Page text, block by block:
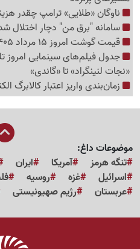
ناوگان «طلایی» ترامپ چقدر
سامانه "برق من" دچار اختلال
قیمت گوشت امروز 15 مرداد 1405+ جدول قیمت ها
«نجات لنینگراد» تا «گاندی»
زمان‌بندی واریز اعتبار کالابرگ
موضوعات داغ:
تنگه هرمز
آمریکا ایران
اسرائیل
غزه روسیه
عربستان
رژیم صهیونیستی